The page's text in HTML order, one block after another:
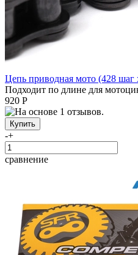
Цепь приводная мото (428 шаг
Подходит по длине для
920 Р
-+
сравнение